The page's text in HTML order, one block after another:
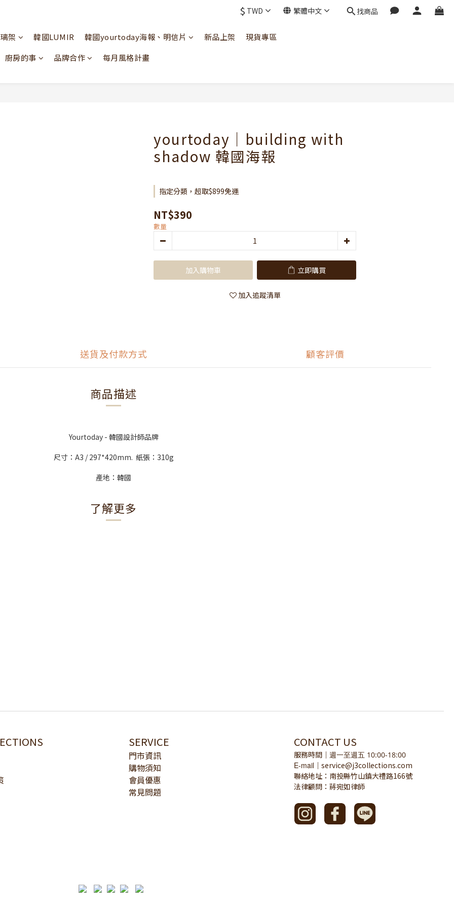
$ TWD 繁體中文 找商品
架 韓國LUMIR 韓國yourtoday海報、明信片 新品上架
現貨專區
廚房的事
品牌合作 每月風格計畫
yourtoday｜building with
shadow 韓國海報
指定分類，超取$899免運
NT$390
數量
加入購物車 立即購買
加入追蹤清單
送貨及付款方式 顧客評價
商品描述
Yourtoday - 韓國設計師品牌
尺寸：A3 / 297*420mm. 紙張：310g
產地：韓國
了解更多
SERVICE
門市資訊
購物須知
會員優惠
常見問題
CONTACT US
服務時間 ｜ 週一至週五 10:00-18:00
E-mail ｜ service@j3collections.com
聯絡地址：南投縣竹山鎮大禮路166號
法律顧問：蔣宛如律師